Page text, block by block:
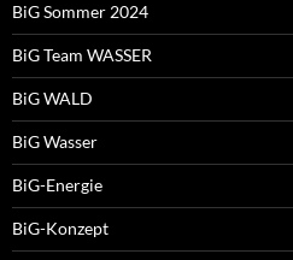
BiG Sommer 2024
BiG Team WASSER
BiG WALD
BiG Wasser
BiG-Energie
BiG-Konzept